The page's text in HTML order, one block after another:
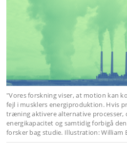
"Vores forskning viser, at motion kan
fejl i musklers energiproduktion. Hvis
træning aktivere alternative processer,
energikapacitet og samtidig forbigå
forsker bag studie. Illustration: William